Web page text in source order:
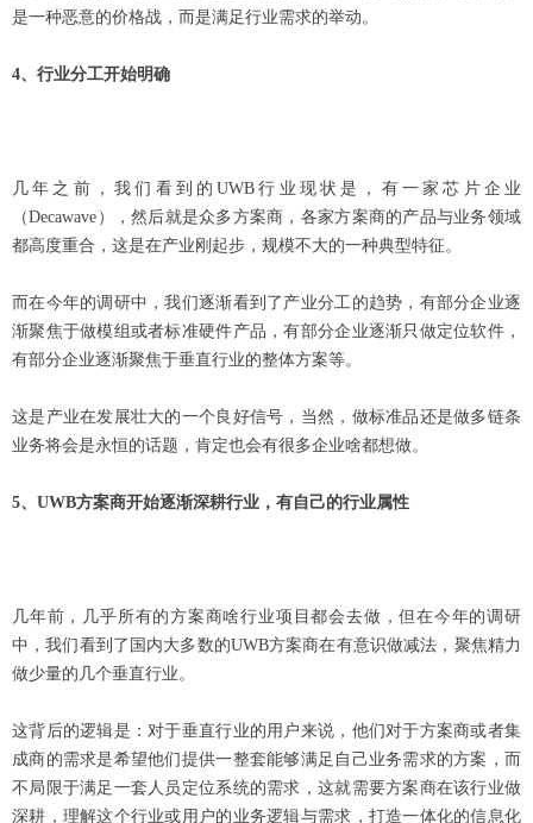
是一种恶意的价格战，而是满足行业需求的举动。
4、行业分工开始明确
几年之前，我们看到的UWB行业现状是，有一家芯片企业
（Decawave），然后就是众多方案商，各家方案商的产品与业务领域
都高度重合，这是在产业刚起步，规模不大的一种典型特征。
而在今年的调研中，我们逐渐看到了产业分工的趋势，有部分企业逐
渐聚焦于做模组或者标准硬件产品，有部分企业逐渐只做定位软件，
有部分企业逐渐聚焦于垂直行业的整体方案等。
这是产业在发展壮大的一个良好信号，当然，做标准品还是做多链条
业务将会是永恒的话题，肯定也会有很多企业啥都想做。
5、UWB方案商开始逐渐深耕行业，有自己的行业属性
几年前，几乎所有的方案商啥行业项目都会去做，但在今年的调研
中，我们看到了国内大多数的UWB方案商在有意识做减法，聚焦精力
做少量的几个垂直行业。
这背后的逻辑是：对于垂直行业的用户来说，他们对于方案商或者集
成商的需求是希望他们提供一整套能够满足自己业务需求的方案，而
不局限于满足一套人员定位系统的需求，这就需要方案商在该行业做
深耕，理解这个行业或用户的业务逻辑与需求，打造一体化的信息化